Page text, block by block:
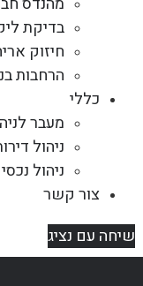
בדיקת
חיזוק
הרחבות
כללי
מעבר
ניהול
ניהול
צור קשר
שיחה עם נציג